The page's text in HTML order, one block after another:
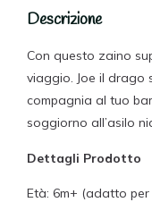
Descrizione
Con questo zaino
viaggio. Joe il drago
compagnia al tuo
soggiorno all’asilo
Dettagli Prodotto
Età: 6m+ (adatto per